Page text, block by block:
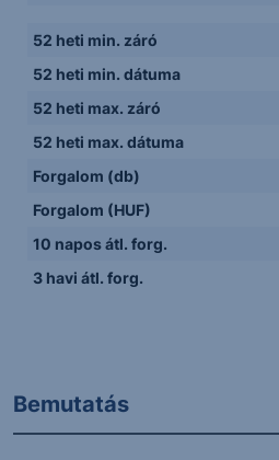
52 heti min. záró
52 heti min. dátuma
52 heti max. záró
52 heti max. dátuma
Forgalom (db)
Forgalom (HUF)
10 napos átl. forg.
3 havi átl. forg.
Bemutatás